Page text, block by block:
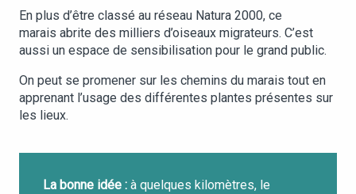
En plus d’être classé au réseau Natura 2000, ce
marais abrite des milliers d’oiseaux migrateurs. C’est
aussi un espace de sensibilisation pour le grand public.
On peut se promener sur les chemins du marais tout en
apprenant l’usage des différentes plantes présentes sur
les lieux.
La bonne idée : à quelques kilomètres, le